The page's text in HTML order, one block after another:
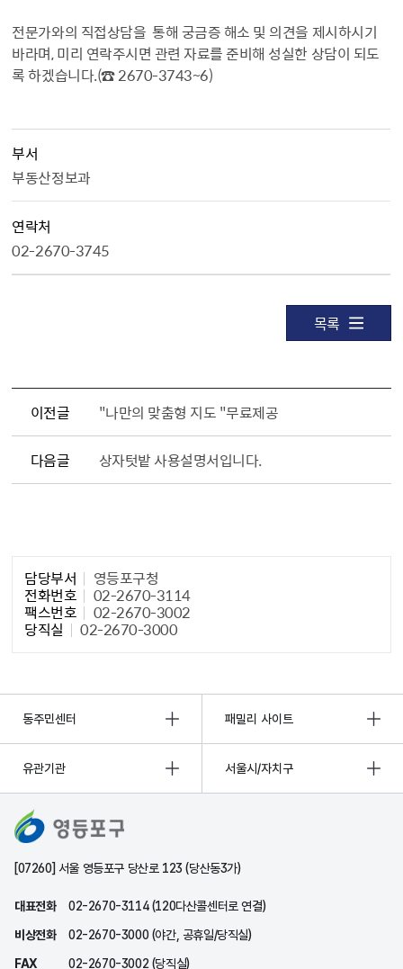
전문가와의 직접상담을 통해 궁금증 해소 및 의견을 제시하시기
바라며, 미리 연락주시면 관련 자료를 준비해 성실한 상담이 되도
록 하겠습니다.(☎ 2670-3743~6)
부서
부동산정보과
연락처
02-2670-3745
목록
이전글 "나만의 맞춤형 지도 "무료제공
다음글 상자텃밭 사용설명서입니다.
담당부서 영등포구청
전화번호 02-2670-3114
팩스번호 02-2670-3002
당직실 02-2670-3000
동주민센터 패밀리 사이트
유관기관 서울시/자치구
[07260] 서울 영등포구 당산로 123 (당산동3가)
대표전화
02-2670-3114 (120다산콜센터로 연결)
비상전화
02-2670-3000 (야간, 공휴일/당직실)
FAX
02-2670-3002 (당직실)